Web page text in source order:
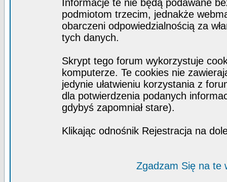
Informacje te nie będą podawane
podmiotom trzecim, jednakże
obarczeni odpowiedzialnością za
tych danych.
Skrypt tego forum wykorzystuje
komputerze. Te cookies nie
jedynie ułatwieniu korzystania z
dla potwierdzenia podanych
gdybyś zapomniał stare).
Klikając odnośnik Rejestracja na
Zgadzam Się na te